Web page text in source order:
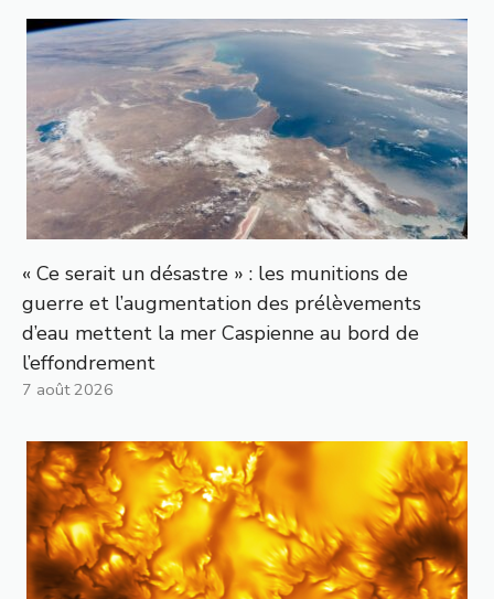
« Ce serait un désastre » : les munitions de
guerre et l’augmentation des prélèvements
d’eau mettent la mer Caspienne au bord de
l’effondrement
7 août 2026